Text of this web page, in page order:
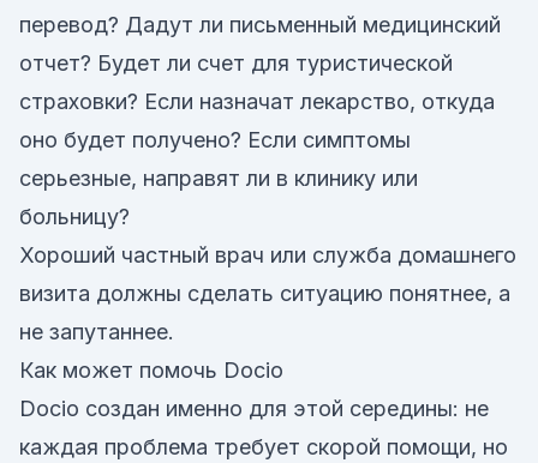
перевод? Дадут ли письменный медицинский
отчет? Будет ли счет для туристической
страховки? Если назначат лекарство, откуда
оно будет получено? Если симптомы
серьезные, направят ли в клинику или
больницу?
Хороший частный врач или служба домашнего
визита должны сделать ситуацию понятнее, а
не запутаннее.
Как может помочь Docio
Docio создан именно для этой середины: не
каждая проблема требует скорой помощи, но